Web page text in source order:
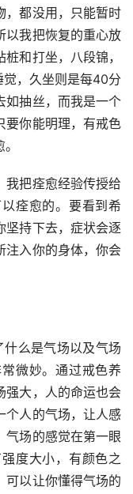
，都没用，只能暂时
以我把恢复的重心放
和打坐，八段锦，
觉，久坐则是每40分
如抽丝，而我是一个
要你能明理，有戒色
我把痊愈经验传授给
痊愈的。要看到希
坚持下去，症状会逐
注入你的身体，你会
什么是气场以及气场
微妙。通过戒色养
强大，人的命运也会
个人的气场，让人感
气场的感觉在第一眼
度大小，有颜色之
可以让你懂得气场的